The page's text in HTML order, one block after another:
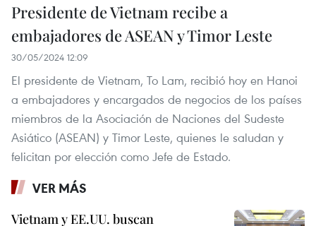
Presidente de Vietnam recibe a
embajadores de ASEAN y Timor Leste
30/05/2024 12:09
El presidente de Vietnam, To Lam, recibió hoy en Hanoi
a embajadores y encargados de negocios de los países
miembros de la Asociación de Naciones del Sudeste
Asiático (ASEAN) y Timor Leste, quienes le saludan y
felicitan por elección como Jefe de Estado.
VER MÁS
Vietnam y EE.UU. buscan